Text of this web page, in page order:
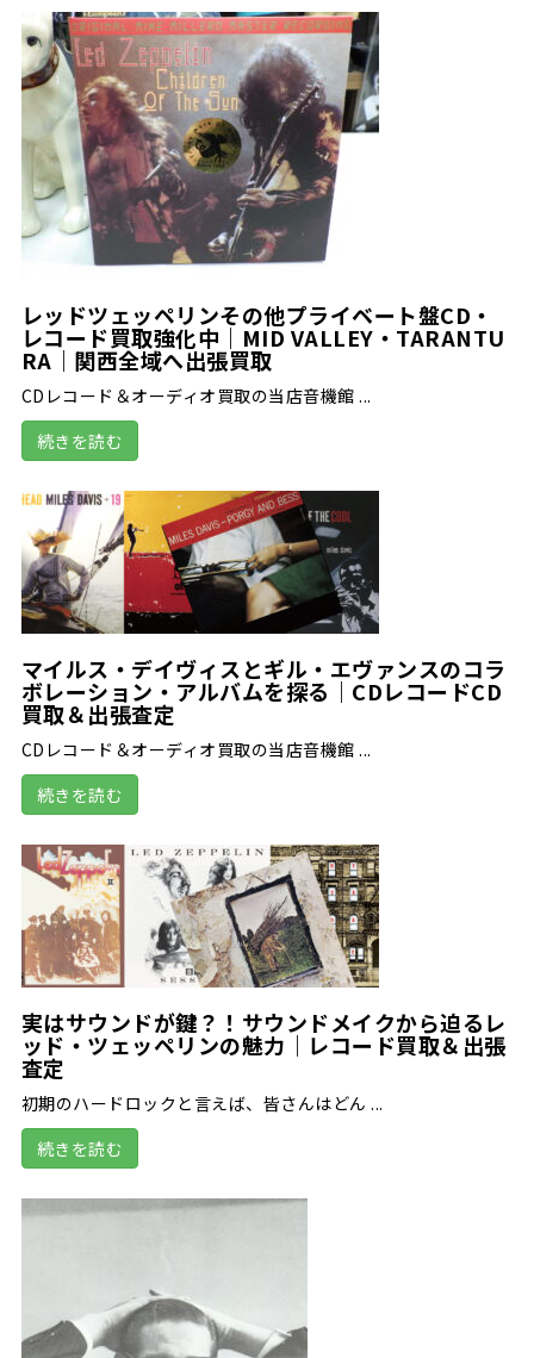
レッドツェッペリンその他プライベート盤CD・
レコード買取強化中｜MID VALLEY・TARANTU
RA｜関西全域へ出張買取
CDレコード＆オーディオ買取の当店音機館 ...
続きを読む
マイルス・デイヴィスとギル・エヴァンスのコラ
ボレーション・アルバムを探る｜CDレコードCD
買取＆出張査定
CDレコード＆オーディオ買取の当店音機館 ...
続きを読む
実はサウンドが鍵？！サウンドメイクから迫るレ
ッド・ツェッペリンの魅力｜レコード買取＆出張
査定
初期のハードロックと言えば、皆さんはどん ...
続きを読む